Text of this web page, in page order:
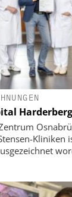
Kliniken